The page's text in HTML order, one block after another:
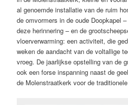
al genoemde installatie van de ruim
de omvormers in de oude Doopkapel
deze herinnering – en de
vloerverwarming: een activiteit, die
weken de aandacht van de voltallige
vroeg. De jaarlijkse opstelling van de
ook een forse inspanning naast de
de Molenstraatkerk voor de